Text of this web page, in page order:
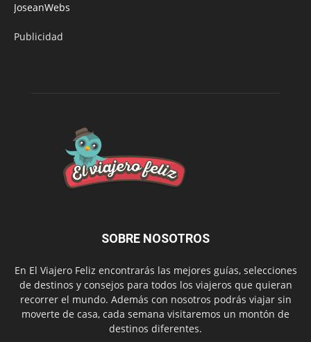
JoseanWebs
Publicidad
SOBRE NOSOTROS
En El Viajero Feliz encontrarás las mejores guías, selecciones
de destinos y consejos para todos los viajeros que quieran
recorrer el mundo. Además con nosotros podrás viajar sin
moverte de casa, cada semana visitaremos un montón de
destinos diferentes.